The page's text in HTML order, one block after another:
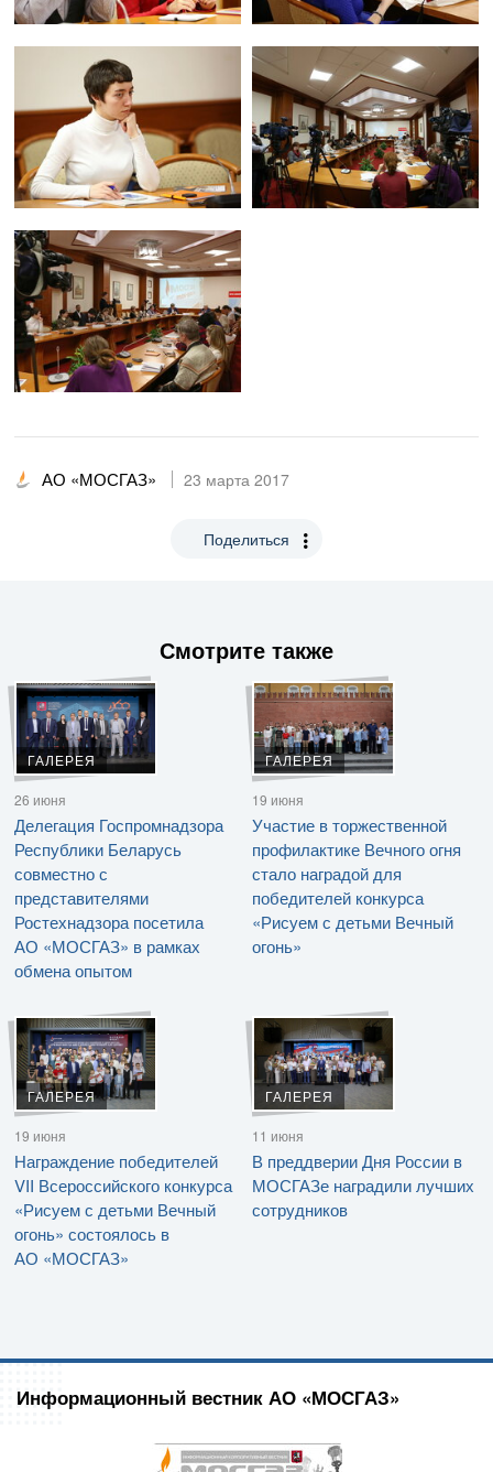
АО «МОСГАЗ» 23 марта 2017
Поделиться
Смотрите также
ГАЛЕРЕЯ
26 июня
Делегация Госпромнадзора
Республики Беларусь
совместно с
представителями
Ростехнадзора посетила
АО «МОСГАЗ» в рамках
обмена опытом
ГАЛЕРЕЯ
19 июня
Участие в торжественной
профилактике Вечного огня
стало наградой для
победителей конкурса
«Рисуем с детьми Вечный
огонь»
ГАЛЕРЕЯ
19 июня
Награждение победителей
VII Всероссийского конкурса
«Рисуем с детьми Вечный
огонь» состоялось в
АО «МОСГАЗ»
ГАЛЕРЕЯ
11 июня
В преддверии Дня России в
МОСГАЗе наградили лучших
сотрудников
Информационный вестник АО «МОСГАЗ»